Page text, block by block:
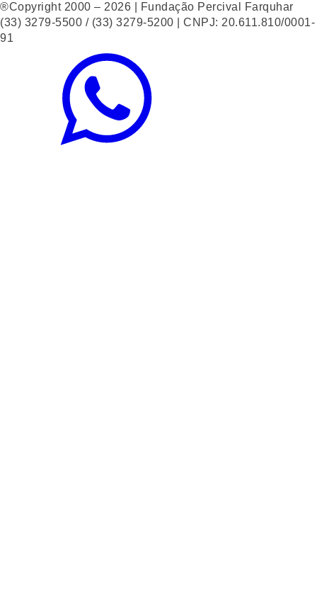
®Copyright 2000 – 2026 | Fundação Percival Farquhar
(33) 3279-5500 / (33) 3279-5200 | CNPJ: 20.611.810/0001-
91